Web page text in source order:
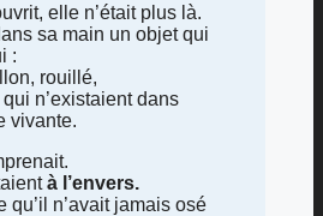
elle n’était plus là.
sa main un objet qui
:
rouillé,
n’existaient dans
vivante.
à l’envers.
qu’il n’avait jamais osé